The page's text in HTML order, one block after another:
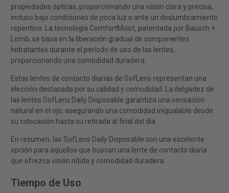
propiedades ópticas, proporcionando una visión clara y precisa,
incluso bajo condiciones de poca luz o ante un deslumbramiento
repentino. La tecnología ComfortMoist, patentada por Bausch +
Lomb, se basa en la liberación gradual de componentes
hidratantes durante el período de uso de las lentes,
proporcionando una comodidad duradera.
Estas lentes de contacto diarias de SofLens representan una
elección destacada por su calidad y comodidad. La delgadez de
las lentes SofLens Daily Disposable garantiza una sensación
natural en el ojo, asegurando una comodidad inigualable desde
su colocación hasta su retirada al final del día.
En resumen, las SofLens Daily Disposable son una excelente
opción para aquellos que buscan una lente de contacto diaria
que ofrezca visión nítida y comodidad duradera.
Tiempo de Uso